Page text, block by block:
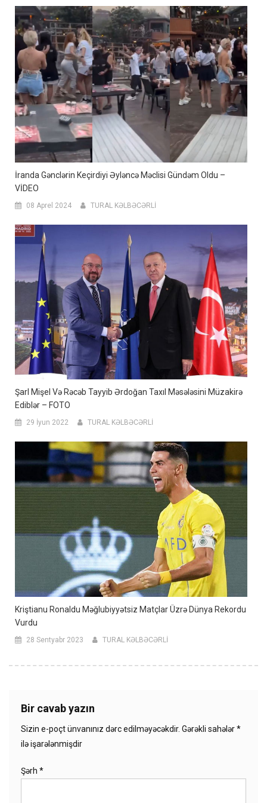
İranda Gənclərin Keçirdiyi Əyləncə Məclisi Gündəm Oldu –
VİDEO
08 Aprel 2024 TURAL KƏLBƏCƏRLİ
Şarl Mişel Və Rəcəb Tayyib Ərdoğan Taxıl Məsələsini Müzakirə
Ediblər – FOTO
29 İyun 2022 TURAL KƏLBƏCƏRLİ
Kriştianu Ronaldu Məğlubiyyətsiz Matçlar Üzrə Dünya Rekordu
Vurdu
28 Sentyabr 2023 TURAL KƏLBƏCƏRLİ
Bir cavab yazın
Sizin e-poçt ünvanınız dərc edilməyəcəkdir. Gərəkli sahələr*
ilə işarələnmişdir
Şərh *